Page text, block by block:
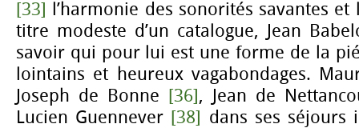
[33] l’harmonie des sonorités savantes
titre modeste d’un catalogue, Jean
savoir qui pour lui est une forme de la
lointains et heureux vagabondages.
Joseph de Bonne [36], Jean de
Lucien Guennever [38] dans ses séjours